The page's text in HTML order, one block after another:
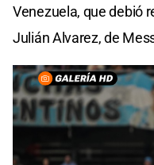
Venezuela, que debió
Julián Alvarez, de